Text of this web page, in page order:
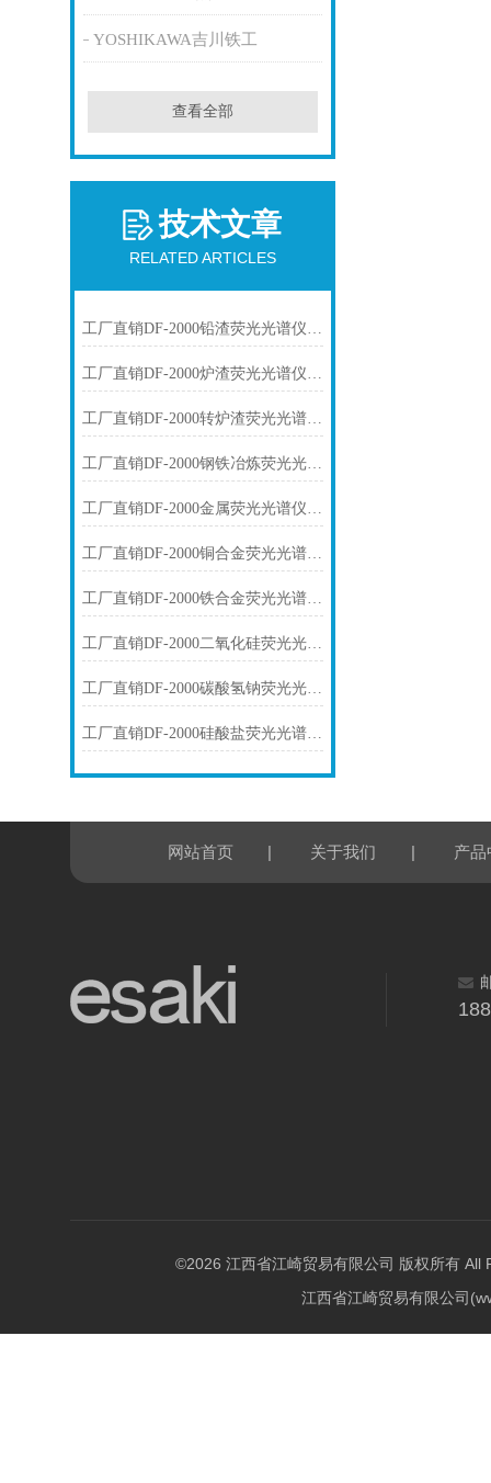
YOSHIKAWA吉川铁工
查看全部
技术文章
RELATED ARTICLES
工厂直销DF-2000铅渣荧光光谱仪技术参数
工厂直销DF-2000炉渣荧光光谱仪技术参数
工厂直销DF-2000转炉渣荧光光谱仪技术参数
工厂直销DF-2000钢铁冶炼荧光光谱仪技术参数
工厂直销DF-2000金属荧光光谱仪技术参数
工厂直销DF-2000铜合金荧光光谱仪技术参数
工厂直销DF-2000铁合金荧光光谱仪技术参数
工厂直销DF-2000二氧化硅荧光光谱仪技术参数
工厂直销DF-2000碳酸氢钠荧光光谱仪技术参数
工厂直销DF-2000硅酸盐荧光光谱仪技术参数
网站首页 | 关于我们 | 产品
©2026 江西省江崎贸易有限公司 版权所有 All
江西省江崎贸易有限公司